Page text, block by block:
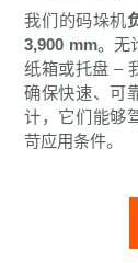
我们的码垛机
3,900 mm。无
纸箱或托盘 –
确保快速、可
计，它们能够
苛应用条件。